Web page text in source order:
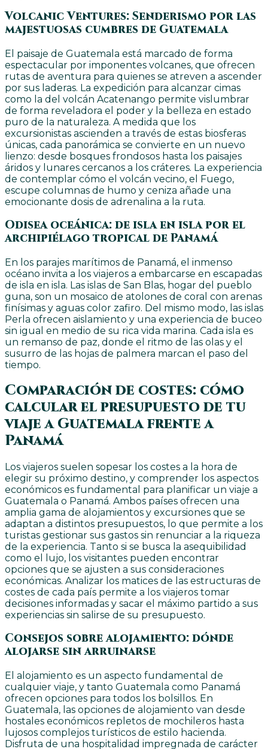
Volcanic Ventures: Senderismo por las
majestuosas cumbres de Guatemala
El paisaje de Guatemala está marcado de forma
espectacular por imponentes volcanes, que ofrecen
rutas de aventura para quienes se atreven a ascender
por sus laderas. La expedición para alcanzar cimas
como la del volcán Acatenango permite vislumbrar
de forma reveladora el poder y la belleza en estado
puro de la naturaleza. A medida que los
excursionistas ascienden a través de estas biosferas
únicas, cada panorámica se convierte en un nuevo
lienzo: desde bosques frondosos hasta los paisajes
áridos y lunares cercanos a los cráteres. La experiencia
de contemplar cómo el volcán vecino, el Fuego,
escupe columnas de humo y ceniza añade una
emocionante dosis de adrenalina a la ruta.
Odisea oceánica: de isla en isla por el
archipiélago tropical de Panamá
En los parajes marítimos de Panamá, el inmenso
océano invita a los viajeros a embarcarse en escapadas
de isla en isla. Las islas de San Blas, hogar del pueblo
guna, son un mosaico de atolones de coral con arenas
finísimas y aguas color zafiro. Del mismo modo, las islas
Perla ofrecen aislamiento y una experiencia de buceo
sin igual en medio de su rica vida marina. Cada isla es
un remanso de paz, donde el ritmo de las olas y el
susurro de las hojas de palmera marcan el paso del
tiempo.
Comparación de costes: cómo
calcular el presupuesto de tu
viaje a Guatemala frente a
Panamá
Los viajeros suelen sopesar los costes a la hora de
elegir su próximo destino, y comprender los aspectos
económicos es fundamental para planificar un viaje a
Guatemala o Panamá. Ambos países ofrecen una
amplia gama de alojamientos y excursiones que se
adaptan a distintos presupuestos, lo que permite a los
turistas gestionar sus gastos sin renunciar a la riqueza
de la experiencia. Tanto si se busca la asequibilidad
como el lujo, los visitantes pueden encontrar
opciones que se ajusten a sus consideraciones
económicas. Analizar los matices de las estructuras de
costes de cada país permite a los viajeros tomar
decisiones informadas y sacar el máximo partido a sus
experiencias sin salirse de su presupuesto.
Consejos sobre alojamiento: dónde
alojarse sin arruinarse
El alojamiento es un aspecto fundamental de
cualquier viaje, y tanto Guatemala como Panamá
ofrecen opciones para todos los bolsillos. En
Guatemala, las opciones de alojamiento van desde
hostales económicos repletos de mochileros hasta
lujosos complejos turísticos de estilo hacienda.
Disfruta de una hospitalidad impregnada de carácter